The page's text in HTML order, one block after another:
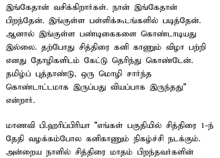
இங்கேதான் வசிக்கிறார்கள். நான் இங்கேதான்
பிறந்தேன். இங்குள்ள பள்ளிக்கூடங்களில் படித்தேன்.
ஆனால் இங்குள்ள பண்டிகைகளை கொண்டாடியது
இல்லை. தற்போது சித்திரை கனி காணும் விழா பற்றி
எனது தோழிகளிடம் கேட்டு தெரிந்து கொண்டேன்.
தமிழ்ப் புத்தாண்டு, ஒரு மொழி சார்ந்த
கொண்டாட்டமாக இருப்பது வியப்பாக இருந்தது"
என்றார்.
மாணவி பி.ஹரிப்பிரியா "எங்கள் பகுதியில் சித்திரை 1-ந்
தேதி வழக்கம்போல கனிகாணும் நிகழ்ச்சி நடக்கும்.
அன்றைய நாளில் சித்திரை மாதம் பிறந்தவர்களின்